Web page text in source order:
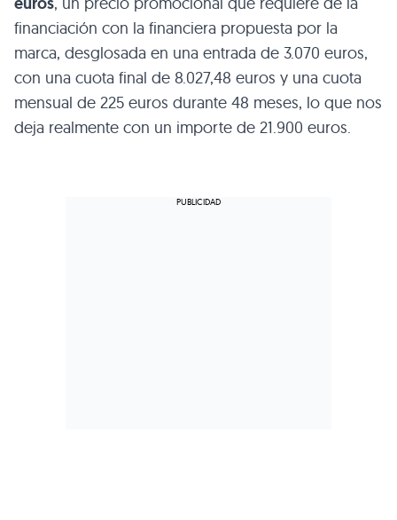
financiación con la financiera propuesta por la
marca, desglosada en una entrada de 3.070 euros,
con una cuota final de 8.027,48 euros y una cuota
mensual de 225 euros durante 48 meses, lo que nos
deja realmente con un importe de 21.900 euros.